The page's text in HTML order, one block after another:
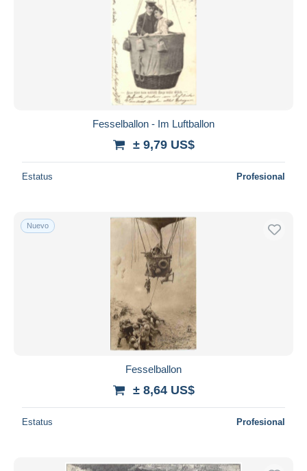
Fesselballon - Im Luftballon
± 9,79 US$
Estatus Profesional
Nuevo
Fesselballon
± 8,64 US$
Estatus Profesional